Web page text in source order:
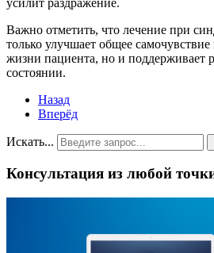
Важно отметить, что лечение при
только улучшает общее
жизни пациента, но и поддерживает
состоянии.
Назад
Вперёд
Искать...
Консультация из любой